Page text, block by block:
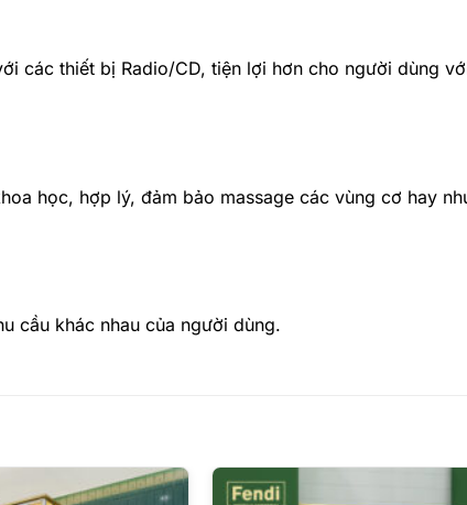
các thiết bị Radio/CD, tiện lợi hơn cho người dùng
học, hợp lý, đảm bảo massage các vùng cơ hay
cầu khác nhau của người dùng.